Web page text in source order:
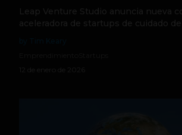
Leap Venture Studio anuncia nueva
aceleradora de startups de cuidado
12 de enero de 2026